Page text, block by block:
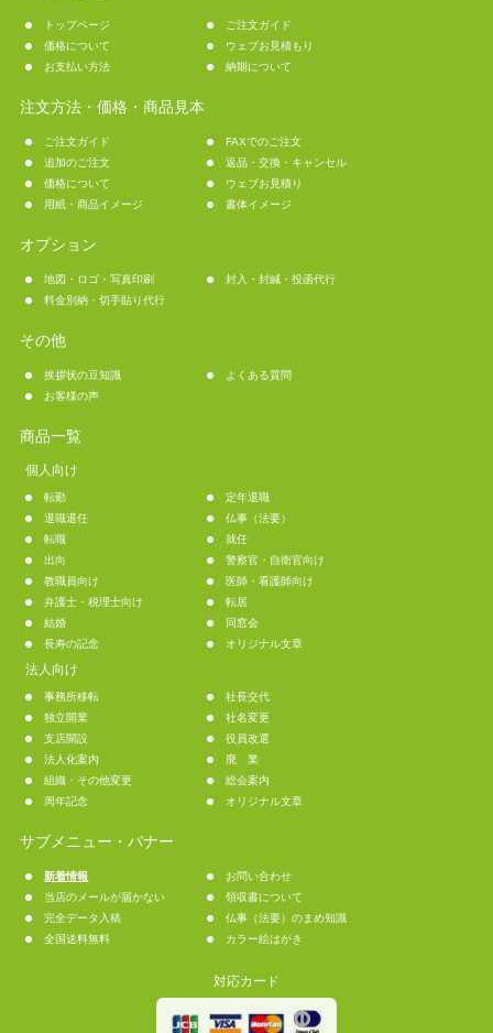
トップページ
ご注文ガイド
価格について
ウェブお見積もり
お支払い方法
納期について
注文方法・価格・商品見本
ご注文ガイド
FAXでのご注文
追加のご注文
返品・交換・キャンセル
価格について
ウェブお見積り
用紙・商品イメージ
書体イメージ
オプション
地図・ロゴ・写真印刷
封入・封緘・投函代行
料金別納・切手貼り代行
その他
挨拶状の豆知識
よくある質問
お客様の声
商品一覧
個人向け
転勤
定年退職
退職退任
仏事（法要）
転職
就任
出向
警察官・自衛官向け
教職員向け
医師・看護師向け
弁護士・税理士向け
転居
結婚
同窓会
長寿の記念
オリジナル文章
法人向け
事務所移転
社長交代
独立開業
社名変更
支店開設
役員改選
法人化案内
廃 業
組織・その他変更
総会案内
周年記念
オリジナル文章
サブメニュー・バナー
新着情報
お問い合わせ
当店のメールが届かない
領収書について
完全データ入稿
仏事（法要）のまめ知識
全国送料無料
カラー絵はがき
対応カード